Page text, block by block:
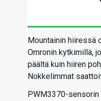
Mountainin hiiressä
Omronin kytkimillä,
päältä kuin hiiren
Nokkelimmat
PWM3370-sensorin